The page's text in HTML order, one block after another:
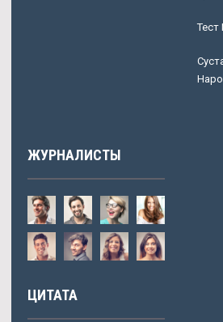
Тест
ЖУРНАЛИСТЫ
ЦИТАТА